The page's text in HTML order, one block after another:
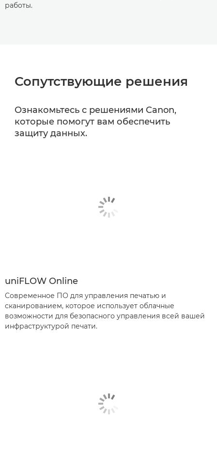
работы.
Сопутствующие решения
Ознакомьтесь с решениями Canon,
которые помогут вам обеспечить
защиту данных.
uniFLOW Online
Современное ПО для управления печатью и
сканированием, которое использует облачные
возможности для безопасного управления всей вашей
инфраструктурой печати.